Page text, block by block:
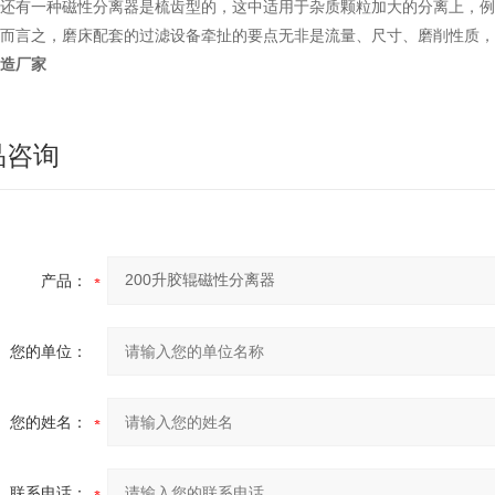
还有一种磁性分离器是梳齿型的，这中适用于杂质颗粒加大的分离上，
言之，磨床配套的过滤设备牵扯的要点无非是流量、尺寸、磨削性质
厂家
咨询
产品：
您的单位：
您的姓名：